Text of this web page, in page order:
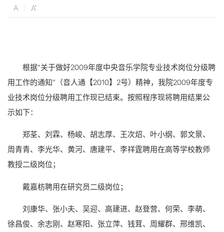
根据“关于做好2009年度中央音乐学院专业技术岗位分级聘
用工作的通知”（音人通【2010】2号）精神，我院2009年度专
业技术岗位分级聘用工作现已结束。按照程序现将聘用结果公
示如下：
郑荃、刘霖、杨峻、胡志厚、王次炤、叶小纲、郭文景、
周青青、李光华、黄河、唐建平、李祥霆聘用在高等学校教师
教授二级岗位；
戴嘉枋聘用在研究员二级岗位；
刘康华、张小夫、吴迎、高建进、赵登营、何荣、李萌、
徐昌俊、余志刚、赵寒阳、张立萍、钱茸、周耀群、邢维凯、